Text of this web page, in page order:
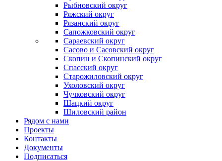
Рыбновский округ
Ряжский округ
Рязанский округ
Сапожковский округ
Сараевский округ
Сасово и Сасовский округ
Скопин и Скопинский округ
Спасский округ
Старожиловский округ
Ухоловский округ
Чучковский округ
Шацкий округ
Шиловский район
Рядом с нами
Проекты
Контакты
Документы
Подписаться